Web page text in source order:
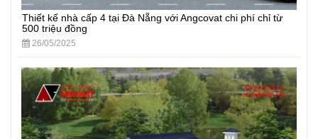
Thiết kế nhà cấp 4 tại Đà Nẵng với Angcovat chi phí chỉ từ
500 triệu đồng
26/05/2025